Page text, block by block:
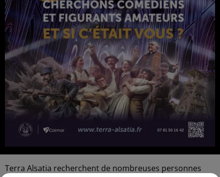
Terra Alsatia recherchent de nombreuses personnes